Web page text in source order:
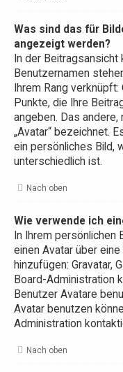
Was sind das für
angezeigt werden?
In der
Benutzernamen
Ihrem Rang
Punkte, die Ihre
angeben. Das
„Avatar“ bezeichnet.
ein persönliches Bild,
unterschiedlich ist.
Nach oben
Wie verwende ich
In Ihrem persönlichen
einen Avatar über
hinzufügen: Gravatar,
Board-Administration
Benutzer Avatare
Avatar benutzen
Administration
Nach oben